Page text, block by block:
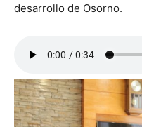
desarrollo de Osorno.